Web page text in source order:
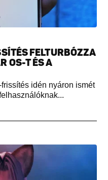
FELTURBÓZZA
OS-T ÉS A
idén nyáron ismét